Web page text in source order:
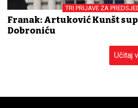
TRI PRIJAVE ZA
Franak: Artuković Kunšt
Dobroniću
Učitaj